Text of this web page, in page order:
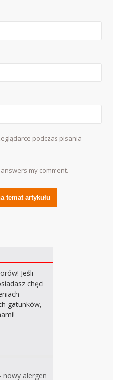
podczas pisania
my comment.
Jeśli
chęci
gatunków,
nowy alergen